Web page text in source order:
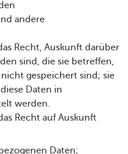
andere
Recht, Auskunft darüber
sind, die sie betreffen,
gespeichert sind; sie
Daten in
werden.
Recht auf Auskunft
Daten;